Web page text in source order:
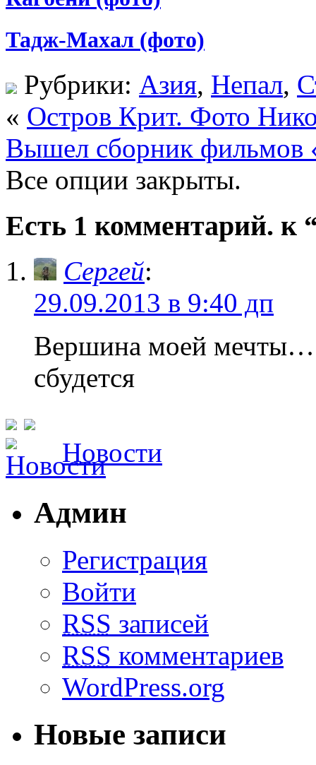
Тадж-Махал (фото)
Рубрики: Азия, Непал,
« Остров Крит. Фото
Вышел сборник фильмов
Все опции закрыты.
Есть 1 комментарий. к
Сергей:
29.09.2013 в 9:40 дп
Вершина моей
сбудется
Новости
Админ
Регистрация
Войти
RSS записей
RSS комментариев
WordPress.org
Новые записи